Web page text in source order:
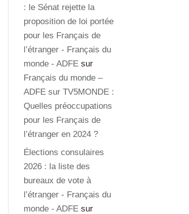
: le Sénat rejette la
proposition de loi portée
pour les Français de
l’étranger - Français du
monde - ADFE sur
Français du monde –
ADFE sur TV5MONDE :
Quelles préoccupations
pour les Français de
l’étranger en 2024 ?
Élections consulaires
2026 : la liste des
bureaux de vote à
l’étranger - Français du
monde - ADFE sur